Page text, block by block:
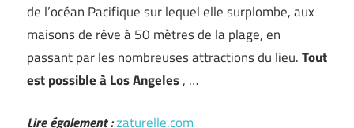
de l’océan Pacifique sur lequel elle surplombe, aux
maisons de rêve à 50 mètres de la plage, en
passant par les nombreuses attractions du lieu.Tout
est possible à Los Angeles, …
Lire également :zaturelle.com